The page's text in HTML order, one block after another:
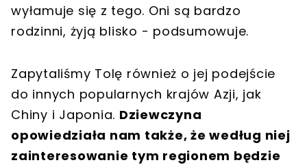
wyłamuje się z tego. Oni są bardzo
rodzinni, żyją blisko - podsumowuje.
Zapytaliśmy Tolę również o jej podejście
do innych popularnych krajów Azji, jak
Chiny i Japonia. Dziewczyna
opowiedziała nam także, że według niej
zainteresowanie tym regionem będzie